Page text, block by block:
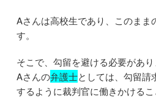
Aさんは高校生であり、このまま
す。
そこで、勾留を避ける必要があり
Aさんの弁護士としては、勾留請
するように裁判官に働きかけるこ